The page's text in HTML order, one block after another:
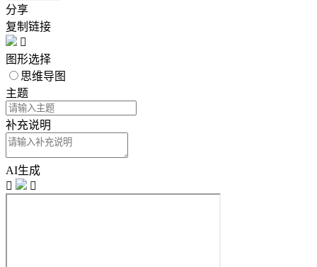
分享
复制链接

图形选择
思维导图
主题
补充说明
AI生成

